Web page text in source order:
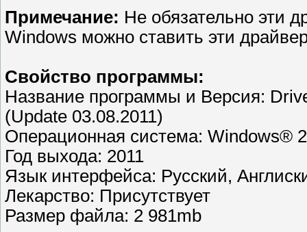
Примечание: Не обязательно эти
Windows можно ставить эти
Свойство программы:
Название программы и Версия:
(Update 03.08.2011)
Операционная система: Windows®
Год выхода: 2011
Язык интерфейса: Русский,
Лекарство: Присутствует
Размер файла: 2 981mb